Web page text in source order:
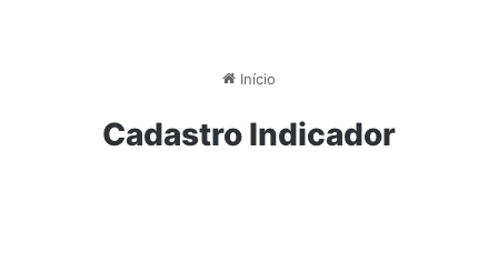
Início
Cadastro Indicador